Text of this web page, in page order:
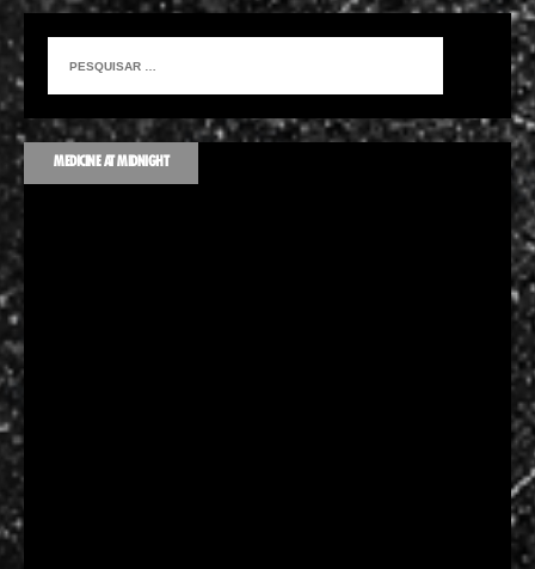
MEDICINE AT MIDNIGHT